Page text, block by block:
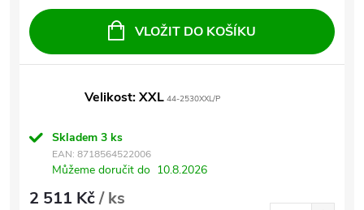
VLOŽIT DO KOŠÍKU
Velikost: XXL 44-2530XXL/P
Skladem 3 ks
EAN: 8718564522006
Můžeme doručit do 10.8.2026
2 511 Kč/ ks